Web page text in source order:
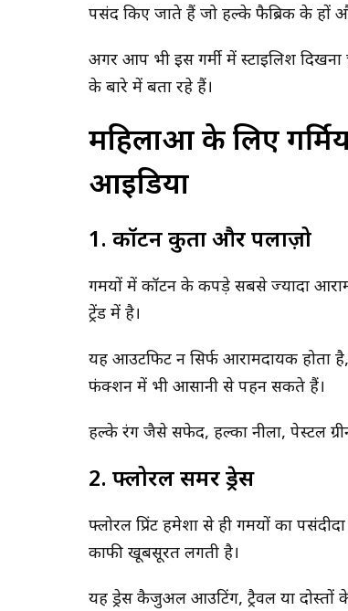
पसंद किए जाते हैं जो हल्के फैब्रिक के हों
अगर आप भी इस गर्मी में स्टाइलिश
के बारे में बता रहे हैं।
महिलाओं के लिए
आइडिया
1. कॉटन कुर्ता और पलाज़ो
गर्मियों में कॉटन के कपड़े सबसे ज्यादा
ट्रेंड में है।
यह आउटफिट न सिर्फ आरामदायक होता
फंक्शन में भी आसानी से पहन सकते हैं।
हल्के रंग जैसे सफेद, हल्का नीला, पेस्टल
2. फ्लोरल समर ड्रेस
फ्लोरल प्रिंट हमेशा से ही गर्मियों का
काफी खूबसूरत लगती है।
यह ड्रेस कैजुअल आउटिंग, ट्रैवल या